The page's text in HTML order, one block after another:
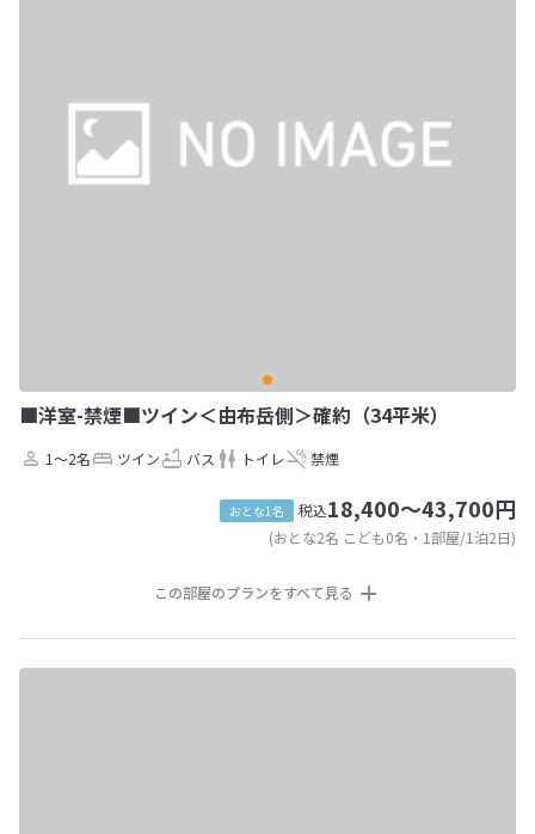
■洋室-禁煙■ツイン＜由布岳側＞確約（34平米）
1～2名 ツイン バス トイレ 禁煙
おとな1名 税込18,400～43,700円
(おとな2名 こども0名・1部屋/1泊2日)
この部屋のプランをすべて見る